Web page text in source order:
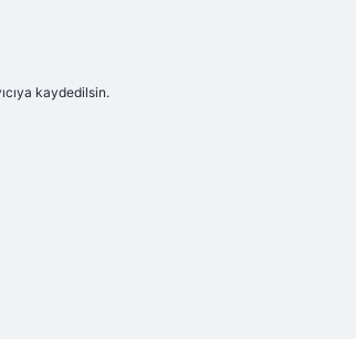
kaydedilsin.